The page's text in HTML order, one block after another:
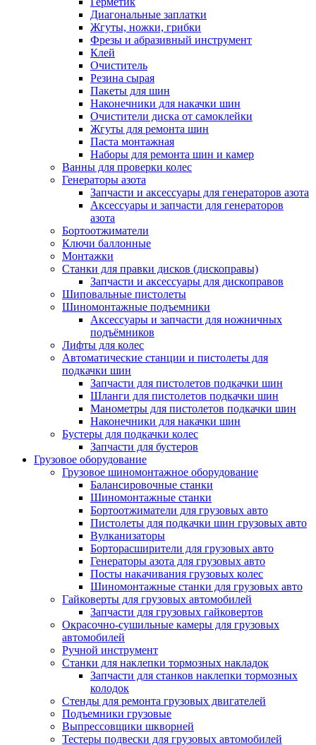
Диагональные заплатки
Жгуты, ножки, грибки
Фрезы и абразивный инструмент
Клей
Очиститель
Резина сырая
Пакеты для шин
Наконечники для накачки шин
Очистители диска от самоклейки
Жгуты для ремонта шин
Паста монтажная
Наборы для ремонта шин и камер
Ванны для проверки колес
Генераторы азота
Запчасти и аксессуары для генераторов азота
Аксессуары и запчасти для генераторов
азота
Бортоотжиматели
Ключи баллонные
Монтажки
Станки для правки дисков (дископравы)
Запчасти и аксессуары для дископравов
Шиповальные пистолеты
Шиномонтажные подъемники
Аксессуары и запчасти для ножничных
подъёмников
Лифты для колес
Автоматические станции и пистолеты для
подкачки шин
Запчасти для пистолетов подкачки шин
Шланги для пистолетов подкачки шин
Манометры для пистолетов подкачки шин
Наконечники для накачки шин
Бустеры для подкачки колес
Запчасти для бустеров
Грузовое оборудование
Грузовое шиномонтажное оборудование
Балансировочные станки
Шиномонтажные станки
Бортоотжиматели для грузовых авто
Пистолеты для подкачки шин грузовых авто
Вулканизаторы
Борторасширители для грузовых авто
Генераторы азота для грузовых авто
Посты накачивания грузовых колес
Шиномонтажные станки для грузовых авто
Гайковерты для грузовых автомобилей
Запчасти для грузовых гайковертов
Окрасочно-сушильные камеры для грузовых
автомобилей
Ручной инструмент
Станки для наклепки тормозных накладок
Запчасти для станков наклепки тормозных
колодок
Стенды для ремонта грузовых двигателей
Подъемники грузовые
Выпрессовщики шкворней
Тестеры подвески для грузовых автомобилей